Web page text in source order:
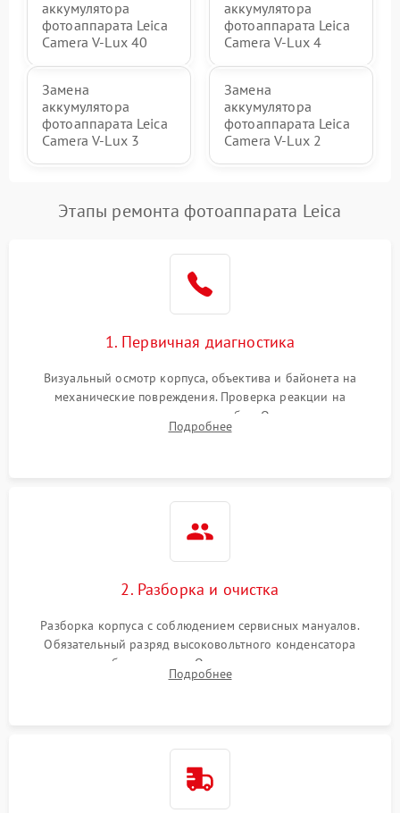
аккумулятора
фотоаппарата Leica
Camera V-Lux 40
аккумулятора
фотоаппарата Leica
Camera V-Lux 4
Замена
аккумулятора
фотоаппарата Leica
Camera V-Lux 3
Замена
аккумулятора
фотоаппарата Leica
Camera V-Lux 2
Этапы ремонта фотоаппарата Leica
1. Первичная диагностика
Визуальный осмотр корпуса, объектива и байонета на
механические повреждения. Проверка реакции на
включение, считывание кодов ошибок. Оценка состояния
матрицы и затвора, проверка работы автофокуса и вспышки.
Подробнее
2. Разборка и очистка
Разборка корпуса с соблюдением сервисных мануалов.
Обязательный разряд высоковольтного конденсатора
вспышки для безопасности. Очистка внутренних узлов от
пыли, песка и следов влаги с помощью спецсредств.
Подробнее